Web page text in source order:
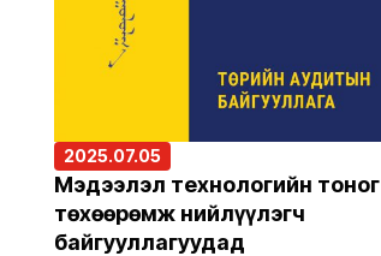
2025.07.05
Мэдээлэл технологийн тоног
төхөөрөмж нийлүүлэгч
байгууллагуудад